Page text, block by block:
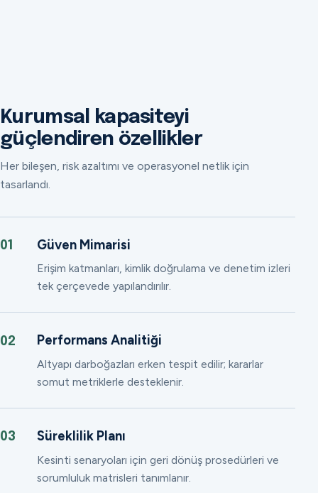
Kurumsal kapasiteyi
güçlendiren özellikler
Her bileşen, risk azaltımı ve operasyonel netlik için
tasarlandı.
01 Güven Mimarisi
Erişim katmanları, kimlik doğrulama ve denetim izleri
tek çerçevede yapılandırılır.
02 Performans Analitiği
Altyapı darboğazları erken tespit edilir; kararlar
somut metriklerle desteklenir.
03 Süreklilik Planı
Kesinti senaryoları için geri dönüş prosedürleri ve
sorumluluk matrisleri tanımlanır.